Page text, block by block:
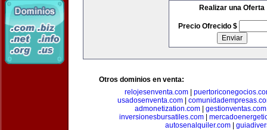
Realizar una Oferta
Precio Ofrecido $
Otros dominios en venta:
relojesenventa.com|
usadosenventa.com|
admonetization.com| gestionventas.com
inversionesbursatiles.com|
autosenalquiler.com|